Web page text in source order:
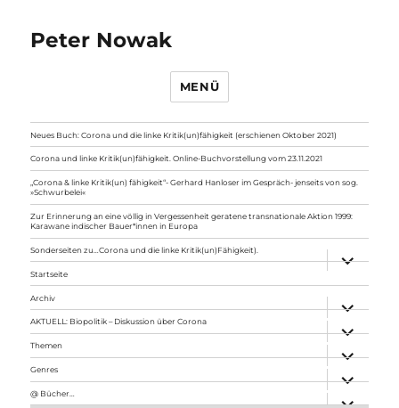
Peter Nowak
MENÜ
Neues Buch: Corona und die linke Kritik(un)fähigkeit (erschienen Oktober 2021)
Corona und linke Kritik(un)fähigkeit. Online-Buchvorstellung vom 23.11.2021
„Corona & linke Kritik(un) fähigkeit“- Gerhard Hanloser im Gespräch- jenseits von sog.
»Schwurbelei«
Zur Erinnerung an eine völlig in Vergessenheit geratene transnationale Aktion 1999:
Karawane indischer Bauer*innen in Europa
Sonderseiten zu…Corona und die linke Kritik(un)Fähigkeit).
anzeigen
Startseite
Archiv
anzeigen
AKTUELL: Biopolitik – Diskussion über Corona
anzeigen
Themen
anzeigen
Genres
anzeigen
@ Bücher…